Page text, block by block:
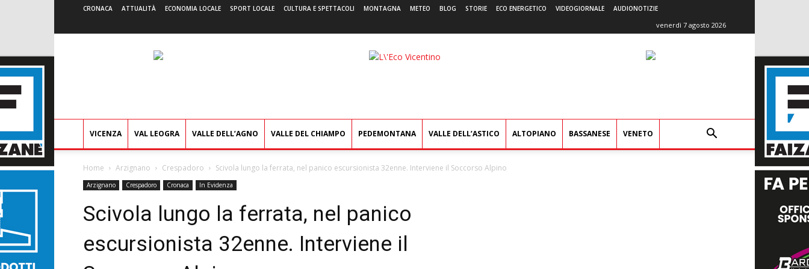
CRONACA ATTUALITÀ ECONOMIA LOCALE SPORT LOCALE CULTURA E SPETTACOLI MONTAGNA METEO BLOG STORIE ECO ENERGETICO VIDEOGIORNALE AUDIONOTIZIE
venerdì 7 agosto 2026
L'Eco
VICENZA VAL LEOGRA VALLE DELL’AGNO VALLE DEL CHIAMPO PEDEMONTANA VALLE DELL’ASTICO ALTOPIANO BASSANESE VENETO
Home Arzignano Crespadoro Scivola lungo la ferrata, nel panico escursionista 32enne. Interviene il Soccorso Alpino
Arzignano Crespadoro Cronaca In Evidenza
Scivola lungo la ferrata, nel panico
escursionista 32enne. Interviene il